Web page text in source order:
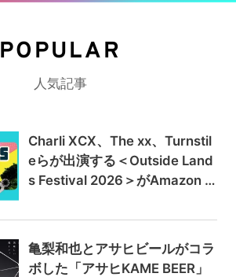
POPULAR
人気記事
Charli XCX、The xx、Turnstil
eらが出演する＜Outside Land
s Festival 2026＞がAmazon M
ブ配信
亀梨和也とアサヒビールがコラ
ボした「アサヒKAME BEER」